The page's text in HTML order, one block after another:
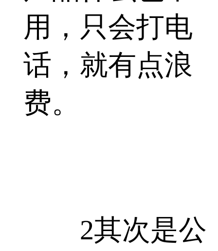
用，只会打电
话，就有点浪
费。
2其次是公